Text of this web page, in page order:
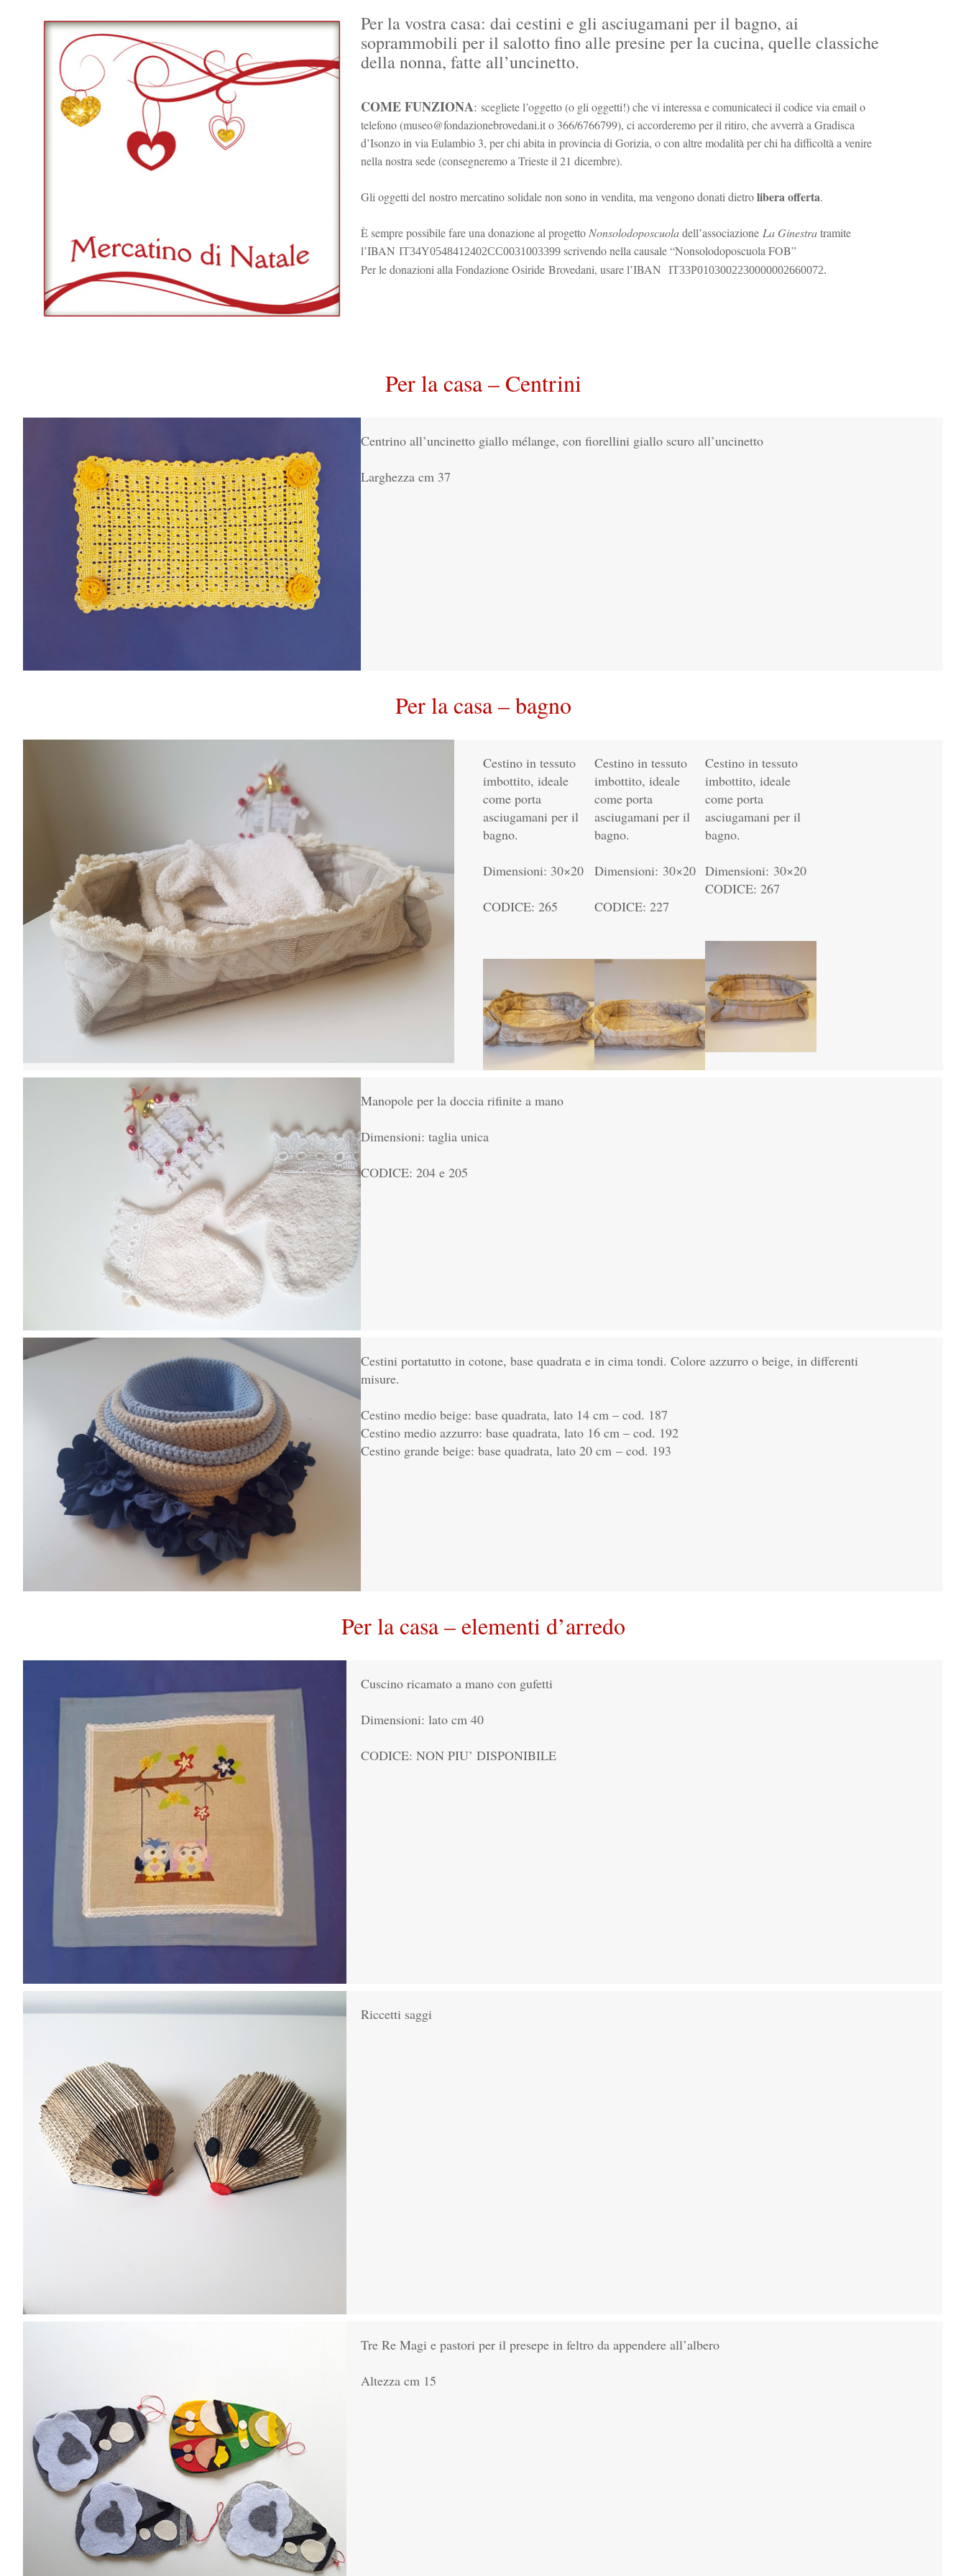
Per la vostra casa: dai cestini e gli asciugamani per il bagno, ai
soprammobili per il salotto fino alle presine per la cucina, quelle classiche
della nonna, fatte all’uncinetto.
COME FUNZIONA: scegliete l’oggetto (o gli oggetti!) che vi interessa e comunicateci il codice via email o
telefono (museo@fondazionebrovedani.it o 366/6766799), ci accorderemo per il ritiro, che avverrà a Gradisca
d’Isonzo in via Eulambio 3, per chi abita in provincia di Gorizia, o con altre modalità per chi ha difficoltà a venire
nella nostra sede (consegneremo a Trieste il 21 dicembre).
Gli oggetti del nostro mercatino solidale non sono in vendita, ma vengono donati dietrolibera offerta.
È sempre possibile fare una donazione al progetto Nonsolodoposcuoladell’associazione La Ginestratramite
l’IBAN IT34Y0548412402CC0031003399scrivendo nella causale “Nonsolodoposcuola FOB”
Per le donazioni alla FondazioneOsirideBrovedani, usare l’IBAN IT33P0103002230000002660072.
Per la casa – Centrini
Centrino all’uncinetto giallo mélange, con fiorellini giallo scuro all’uncinetto
Larghezza cm 37
Per la casa – bagno
Cestino in tessuto
imbottito, ideale
come porta
asciugamani per il
bagno.
Dimensioni: 30×20
CODICE: 265
Cestino in tessuto
imbottito, ideale
come porta
asciugamani per il
bagno.
Dimensioni: 30×20
CODICE: 227
Cestino in tessuto
imbottito, ideale
come porta
asciugamani per il
bagno.
Dimensioni: 30×20
CODICE: 267
Manopole per la doccia rifinite a mano
Dimensioni: taglia unica
CODICE: 204 e 205
Cestini portatutto in cotone, base quadrata e in cima tondi. Colore azzurro o beige, in differenti
misure.
Cestino medio beige: base quadrata, lato 14 cm – cod. 187
Cestino medio azzurro: base quadrata, lato 16 cm – cod. 192
Cestino grande beige: base quadrata, lato 20 cm – cod. 193
Per la casa – elementi d’arredo
Cuscino ricamato a mano con gufetti
Dimensioni: lato cm 40
CODICE: NON PIU’ DISPONIBILE
Riccetti saggi
Tre Re Magi e pastori per il presepe in feltro da appendere all’albero
Altezza cm 15